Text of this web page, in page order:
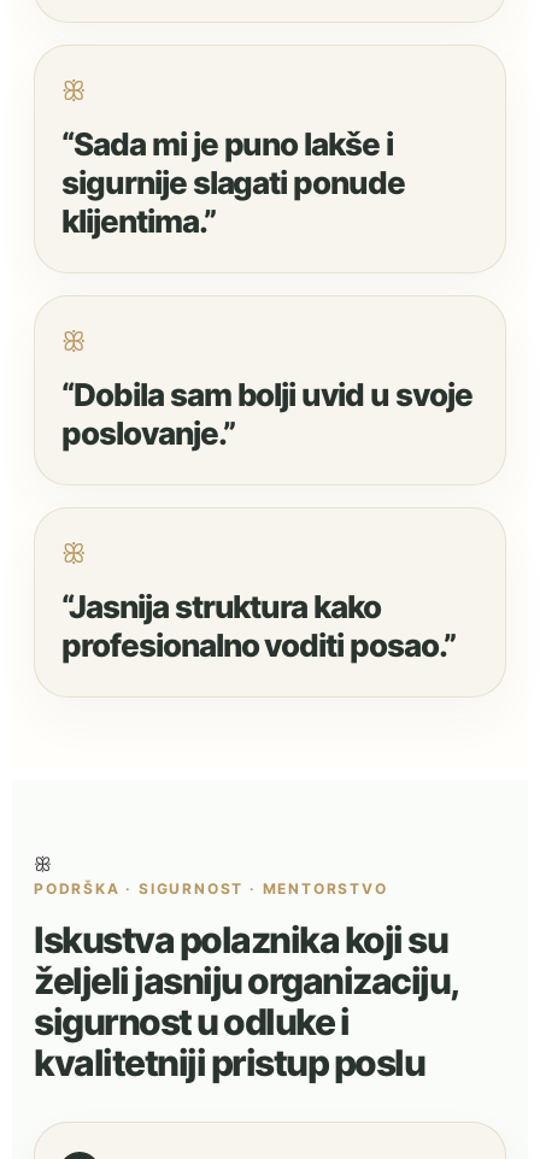
ꕥ
“Sada mi je puno lakše i
sigurnije slagati ponude
klijentima.”
ꕥ
“Dobila sam bolji uvid u svoje
poslovanje.”
ꕥ
“Jasnija struktura kako
profesionalno voditi posao.”
ꕥ
PODRŠKA · SIGURNOST · MENTORSTVO
Iskustva polaznika koji su
željeli jasniju organizaciju,
sigurnost u odluke i
kvalitetniji pristup poslu